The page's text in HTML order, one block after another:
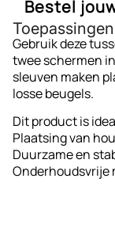
twee sleuven,
onderplaten in
ongecoate
natuurlijke
Type:
Materiaal:
Toepassing:
Van Beek
betrouwbaarheid
voorraad en
aan een
Bestel
Zorg voor een
tuinschutting.
ongecoat – 10 x
Houthandel.
Toepassingen
Gebruik deze
twee schermen
sleuven maken
losse beugels.
Dit product is
Plaatsing van
Duurzame en
Onderhoudsvrije